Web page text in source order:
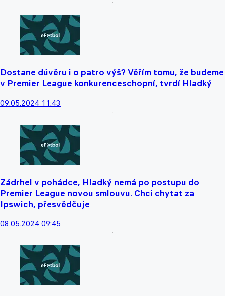
Dostane důvěru i o patro výš? Věřím tomu, že budeme
v Premier League konkurenceschopní, tvrdí Hladký
09.05.2024 11:43
Zádrhel v pohádce, Hladký nemá po postupu do
Premier League novou smlouvu. Chci chytat za
Ipswich, přesvědčuje
08.05.2024 09:45